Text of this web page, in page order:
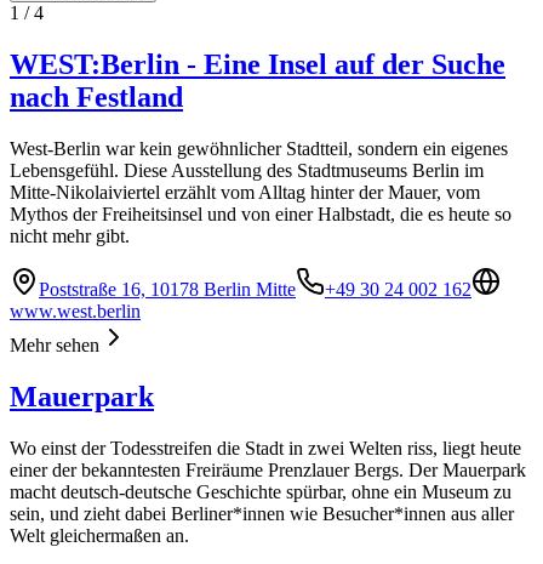
1 /4
WEST:Berlin - Eine Insel auf der Suche
nach Festland
West-Berlin war kein gewöhnlicher Stadtteil, sondern ein eigenes
Lebensgefühl. Diese Ausstellung des Stadtmuseums Berlin im
Mitte-Nikolaiviertel erzählt vom Alltag hinter der Mauer, vom
Mythos der Freiheitsinsel und von einer Halbstadt, die es heute so
nicht mehr gibt.
Poststraße 16, 10178 Berlin Mitte
+49 30 24 002 162
www.west.berlin
Mehr sehen
Mauerpark
Wo einst der Todesstreifen die Stadt in zwei Welten riss, liegt heute
einer der bekanntesten Freiräume Prenzlauer Bergs. Der Mauerpark
macht deutsch-deutsche Geschichte spürbar, ohne ein Museum zu
sein, und zieht dabei Berliner*innen wie Besucher*innen aus aller
Welt gleichermaßen an.